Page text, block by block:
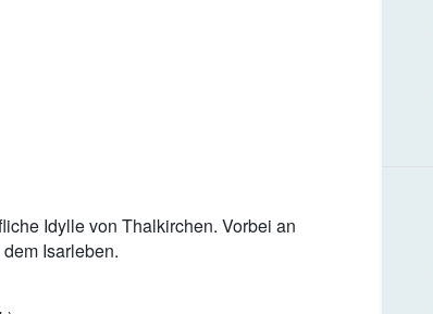
Idylle von Thalkirchen. Vorbei an
Isarleben.